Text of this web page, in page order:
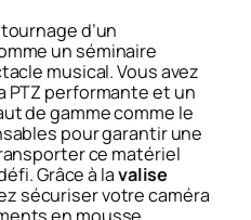
d’un
un séminaire
musical. Vous avez
PTZ performante et un
de gamme comme le
pour garantir une
ce matériel
Grâce à lavalise
sécuriser votre caméra